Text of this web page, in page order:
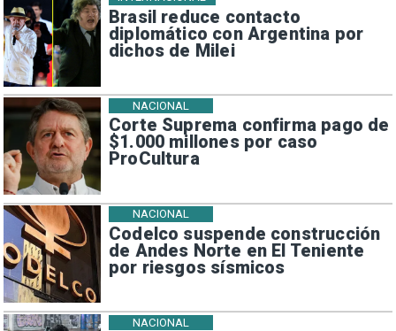
Brasil reduce contacto
diplomático con Argentina por
dichos de Milei
Corte Suprema confirma pago de
$1.000 millones por caso
ProCultura
NACIONAL
Codelco suspende construcción
de Andes Norte en El Teniente
por riesgos sísmicos
NACIONAL
NACIONAL